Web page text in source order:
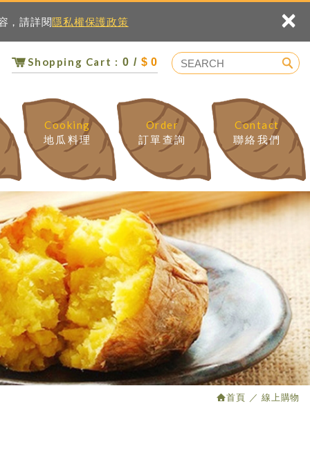
，請詳閱隱私權保護政策 ×
Shopping Cart : 0 /$ 0
Cooking
地瓜料理
Order
訂單查詢
Contact
聯絡我們
首頁 線上購物